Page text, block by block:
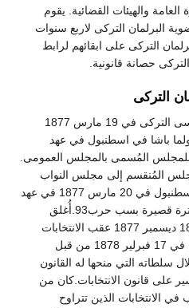
والهيئات القضائية. يقوم
البرلمان التركى لاربع سنوات
التركى على ابقائهم لرابط
حصانة قانونية.
التركى
فُتح أول برلمان في التاريخ السياسى التركى في 19 مارس 1877
باشا في اسطنبول في عهد
للمجلس المُسمى بالمجلس العمومى.
المُنقسم إلى مجلس النواب
ومجلس الأعيان في بناء جامعة اسطنبول في 20 مارس 1877 في عهد
السلطان أحمد .انحل المجلس لفترة قصيرة بسب حرب93.أُغلق
المجلس الذي فُتح من جديد في 18 ديسمبر 1877 عقب الانتخابات
العامة الثانية التي أقيمت بعد ذلك في 17 فبرلير 1878 من قبل
سلطاته التي منحها له القانون
على قانون الانتخابات.كان من
الانتخابات الذين تتراوح